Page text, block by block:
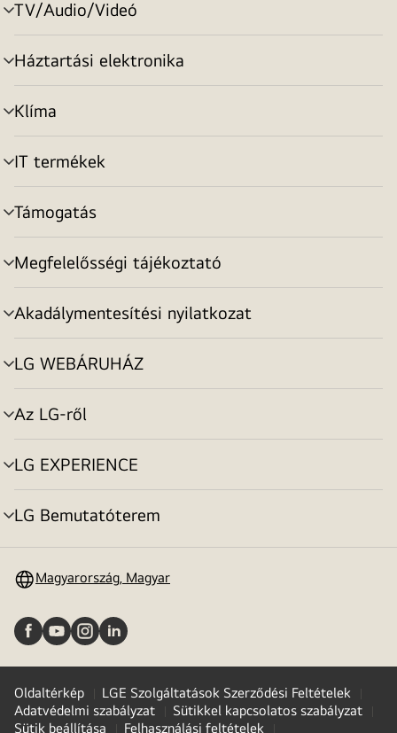
TV/Audio/Videó
menu
toggle
Háztartási elektronika
menu
toggle
Klíma
menu
toggle
IT termékek
menu
toggle
Támogatás
menu
toggle
Megfelelősségi tájékoztató
menu
toggle
Akadálymentesítési nyilatkozat
menu
toggle
LG WEBÁRUHÁZ
menu
toggle
Az LG-ről
menu
toggle
LG EXPERIENCE
menu
toggle
LG Bemutatóterem
menu
Magyarország, Magyar
Oldaltérkép
LGE Szolgáltatások Szerződési Feltételek
Adatvédelmi szabályzat
Sütikkel kapcsolatos szabályzat
Sütik beállítása
Felhasználási feltételek